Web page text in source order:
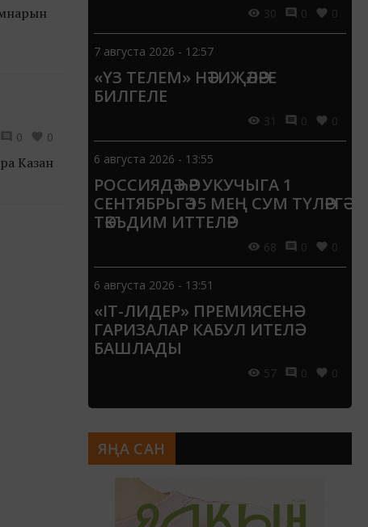
0 0
Казан
30 0 0
7 августа 2026 - 12:57
«ҮЗ ТЕЛЕМ» НӘТИҖӘЛӘРЕ
БИЛГЕЛЕ
31 0 0
6 августа 2026 - 13:55
РОССИЯДӘ ҺӘР УКУЧЫГА 1
СЕНТЯБРЬГӘ 15 МЕҢ СУМ ТҮЛӘРГӘ
ТӘКЪДИМ ИТТЕЛӘР
68 0 0
6 августа 2026 - 13:51
«IT-ЛИДЕР» ПРЕМИЯСЕНӘ
ГАРИЗАЛАР КАБУЛ ИТЕЛӘ
БАШЛАДЫ
57 0 0
ЯҢА САН